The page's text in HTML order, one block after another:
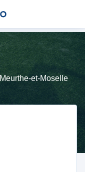
Meurthe-et-Moselle